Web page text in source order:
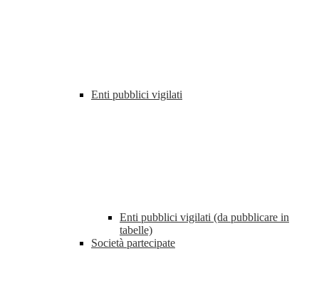
Enti pubblici vigilati
Enti pubblici vigilati (da pubblicare in
tabelle)
Società partecipate